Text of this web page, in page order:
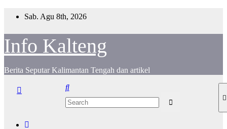
Sab. Agu 8th, 2026
Info Kalteng
Berita Seputar Kalimantan Tengah dan artikel